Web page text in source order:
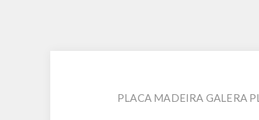
PLACA MADEIRA GALERA